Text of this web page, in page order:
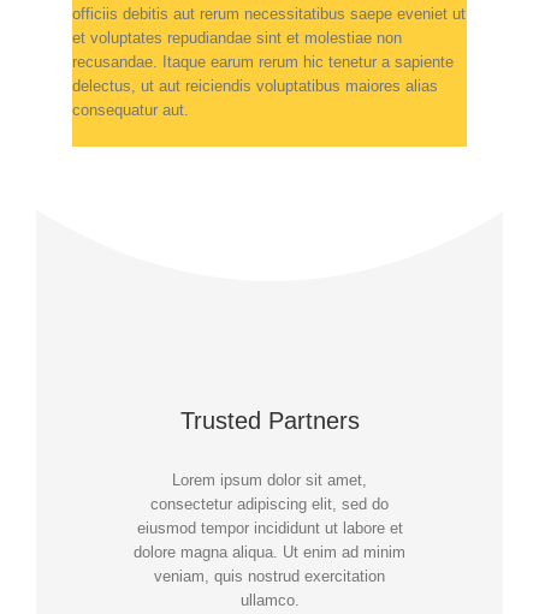
officiis debitis aut rerum necessitatibus saepe eveniet ut
et voluptates repudiandae sint et molestiae non
recusandae. Itaque earum rerum hic tenetur a sapiente
delectus, ut aut reiciendis voluptatibus maiores alias
consequatur aut.
Trusted Partners
Lorem ipsum dolor sit amet,
consectetur adipiscing elit, sed do
eiusmod tempor incididunt ut labore et
dolore magna aliqua. Ut enim ad minim
veniam, quis nostrud exercitation
ullamco.